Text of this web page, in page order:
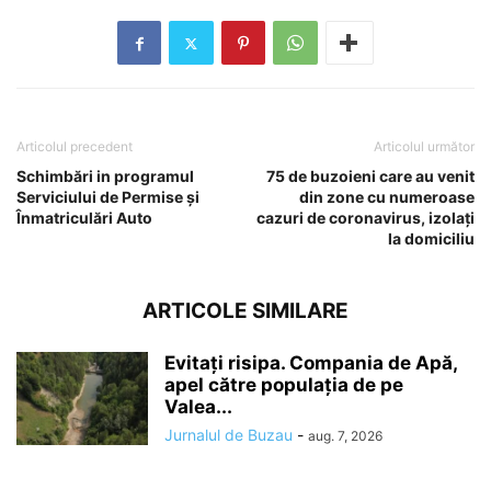
Articolul precedent
Schimbări in programul
Serviciului de Permise și
Înmatriculări Auto
Articolul următor
75 de buzoieni care au venit
din zone cu numeroase
cazuri de coronavirus, izolați
la domiciliu
ARTICOLE SIMILARE
Evitați risipa. Compania de Apă,
apel către populația de pe
Valea...
Jurnalul de Buzau - aug. 7, 2026